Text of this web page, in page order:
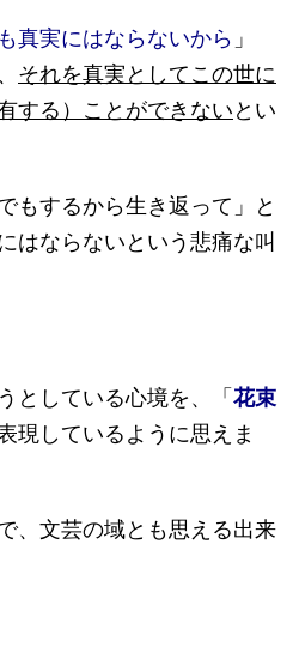
真実にはならないから 」
それを真実としてこの世に
する）ことができないとい
もするから生き返って」と
はならないという悲痛な叫
としている心境を、「 花束
現しているように思えま
、文芸の域とも思える出来